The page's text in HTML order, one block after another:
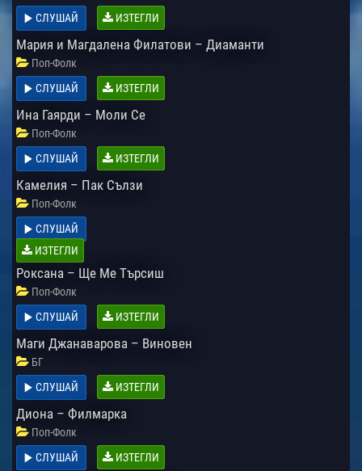
СЛУШАЙ
ИЗТЕГЛИ
Мария и Магдалена Филатови – Диаманти
Поп-Фолк
СЛУШАЙ
ИЗТЕГЛИ
Ина Гаярди – Моли Се
Поп-Фолк
СЛУШАЙ
ИЗТЕГЛИ
Камелия – Пак Сълзи
Поп-Фолк
СЛУШАЙ
ИЗТЕГЛИ
Роксана – Ще Ме Търсиш
Поп-Фолк
СЛУШАЙ
ИЗТЕГЛИ
Маги Джанаварова – Виновен
БГ
СЛУШАЙ
ИЗТЕГЛИ
Диона – Филмарка
Поп-Фолк
СЛУШАЙ
ИЗТЕГЛИ